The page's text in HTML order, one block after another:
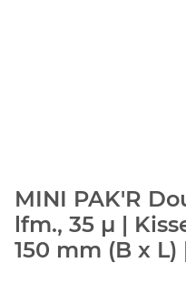
MINI PAK'R
lfm., 35 µ |
150 mm (B x L)